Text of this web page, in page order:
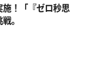
！「『ゼロ秒思
。